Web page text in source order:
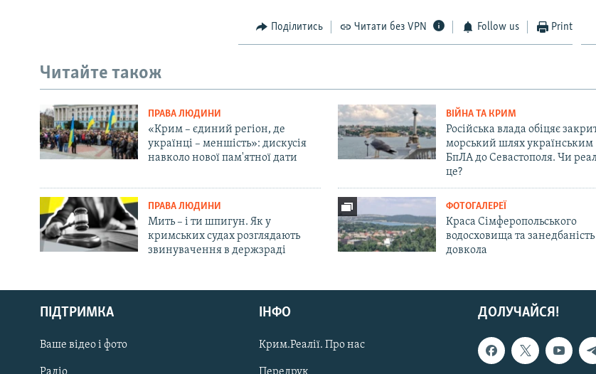
Русский
Qırımtatar
ДОЛУЧАЙСЯ!
Поділитись Читати без VPN Follow us Print
Читайте також
ПРАВА ЛЮДИНИ
«Крим – єдиний регіон, де
українці – меншість»: дискусія
навколо нової пам'ятної дати
ВІЙНА ТА КРИМ
Російська влада обіцяє
морський шлях українським
БпЛА до Севастополя. Чи
це?
ПРАВА ЛЮДИНИ
Мить – і ти шпигун. Як у
кримських судах розглядають
звинувачення в держзраді
ФОТОГАЛЕРЕЇ
Краса Сімферопольського
водосховища та занедбаність
довкола
ДОЛУЧАЙСЯ!
ПІДТРИМКА
Ваше відео і фото
Радіо
ІНФО
Крим.Реалії. Про нас
Передрук